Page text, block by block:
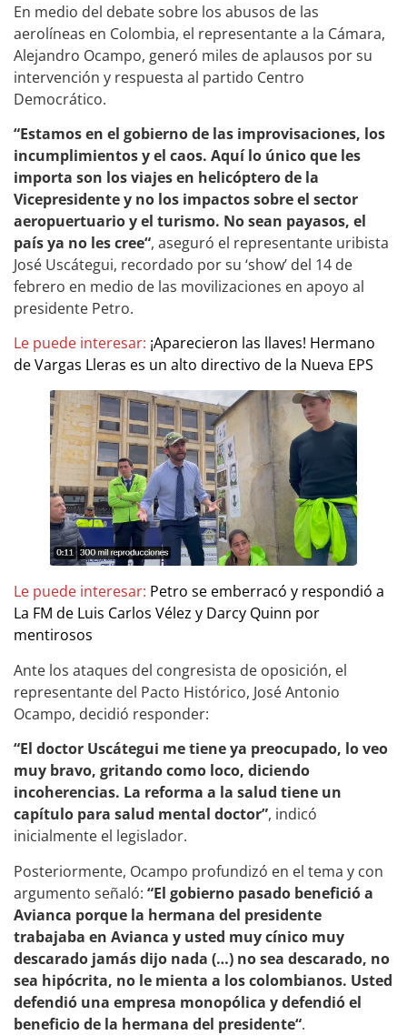
En medio del debate sobre los abusos de las
aerolíneas en Colombia, el representante a la Cámara,
Alejandro Ocampo, generó miles de aplausos por su
intervención y respuesta al partido Centro
Democrático.
“Estamos en el gobierno de las improvisaciones, los
incumplimientos y el caos. Aquí lo único que les
importa son los viajes en helicóptero de la
Vicepresidente y no los impactos sobre el sector
aeropuertuario y el turismo. No sean payasos, el
país ya no les cree“, aseguró el representante uribista
José Uscátegui, recordado por su ‘show’ del 14 de
febrero en medio de las movilizaciones en apoyo al
presidente Petro.
Le puede interesar: ¡Aparecieron las llaves! Hermano
de Vargas Lleras es un alto directivo de la Nueva EPS
Le puede interesar: Petro se emberracó y respondió a
La FM de Luis Carlos Vélez y Darcy Quinn por
mentirosos
Ante los ataques del congresista de oposición, el
representante del Pacto Histórico, José Antonio
Ocampo, decidió responder:
“El doctor Uscátegui me tiene ya preocupado, lo veo
muy bravo, gritando como loco, diciendo
incoherencias. La reforma a la salud tiene un
capítulo para salud mental doctor”, indicó
inicialmente el legislador.
Posteriormente, Ocampo profundizó en el tema y con
argumento señaló: “El gobierno pasado benefició a
Avianca porque la hermana del presidente
trabajaba en Avianca y usted muy cínico muy
descarado jamás dijo nada (…) no sea descarado, no
sea hipócrita, no le mienta a los colombianos. Usted
defendió una empresa monopólica y defendió el
beneficio de la hermana del presidente“.